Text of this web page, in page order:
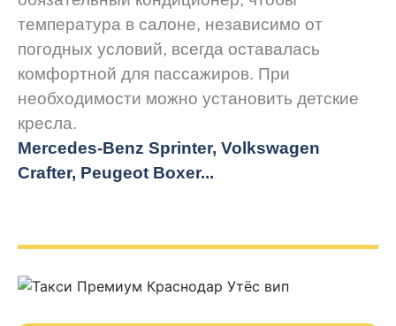
температура в салоне, независимо от
погодных условий, всегда оставалась
комфортной для пассажиров. При
необходимости можно установить детские
кресла.
Mercedes-Benz Sprinter, Volkswagen
Crafter, Peugeot Boxer...